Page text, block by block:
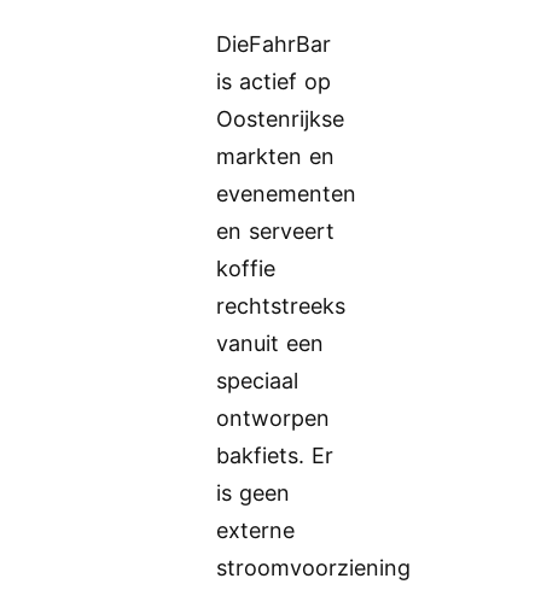
DieFahrBar
is actief op
Oostenrijkse
markten en
evenementen
en serveert
koffie
rechtstreeks
vanuit een
speciaal
ontworpen
bakfiets. Er
is geen
externe
stroomvoorziening